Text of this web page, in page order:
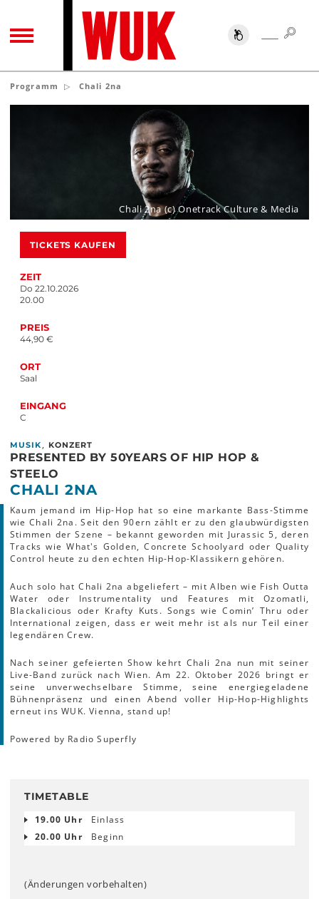
TOGGLE NAVIGATION SUCHE
Programm Chali 2na
TICKETS KAUFEN
ZEIT
Do 22.10.2026
20.00
PREIS
44,90 €
ORT
Saal
EINGANG
C
Chali 2na (c) Onetrack Culture & Media
MUSIK , KONZERT
PRESENTED BY 50YEARS OF HIP HOP &
STEELO
CHALI 2NA
Kaum jemand im Hip-Hop hat so eine markante Bass-Stimme
wie Chali 2na. Seit den 90ern zählt er zu den glaubwürdigsten
Stimmen der Szene – bekannt geworden mit Jurassic 5, deren
Tracks wie What's Golden, Concrete Schoolyard oder Quality
Control heute zu den echten Hip-Hop-Klassikern gehören.
Auch solo hat Chali 2na abgeliefert – mit Alben wie Fish Outta
Water oder Instrumentality und Features mit Ozomatli,
Blackalicious oder Krafty Kuts. Songs wie Comin’ Thru oder
International zeigen, dass er weit mehr ist als nur Teil einer
legendären Crew.
Nach seiner gefeierten Show kehrt Chali 2na nun mit seiner
Live-Band zurück nach Wien. Am 22. Oktober 2026 bringt er
seine unverwechselbare Stimme, seine energiegeladene
Bühnenpräsenz und einen Abend voller Hip-Hop-Highlights
erneut ins WUK. Vienna, stand up!
Powered by Radio Superfly
TIMETABLE
19.00 Uhr
Einlass
20.00 Uhr
Beginn
(Änderungen vorbehalten)